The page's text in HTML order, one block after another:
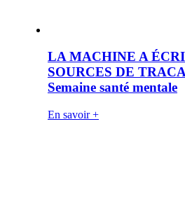
LA MACHINE A
SOURCES DE
Semaine santé mentale
En savoir +